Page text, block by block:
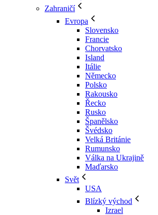
Zahraničí
Evropa
Slovensko
Francie
Chorvatsko
Island
Itálie
Německo
Polsko
Rakousko
Řecko
Rusko
Španělsko
Švédsko
Velká Británie
Rumunsko
Válka na Ukrajině
Maďarsko
Svět
USA
Blízký východ
Izrael